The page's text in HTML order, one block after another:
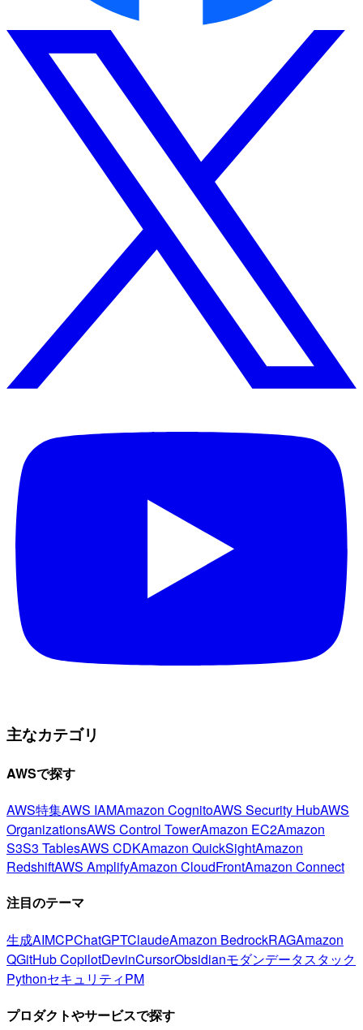
主なカテゴリ
AWSで探す
AWS特集AWS IAMAmazon CognitoAWS Security HubAWS
OrganizationsAWS Control TowerAmazon EC2Amazon
S3S3 TablesAWS CDKAmazon QuickSightAmazon
RedshiftAWS AmplifyAmazon CloudFrontAmazon Connect
注目のテーマ
生成AIMCPChatGPTClaudeAmazon BedrockRAGAmazon
QGitHub CopilotDevinCursorObsidianモダンデータスタック
PythonセキュリティPM
プロダクトやサービスで探す